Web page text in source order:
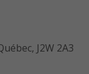
J2W 2A3